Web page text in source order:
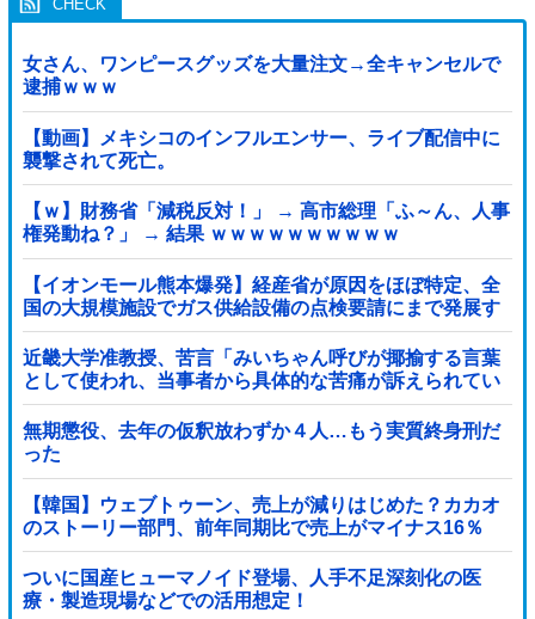
女さん、ワンピースグッズを大量注文→全キャンセルで
逮捕ｗｗｗ
【動画】メキシコのインフルエンサー、ライブ配信中に
襲撃されて死亡。
【ｗ】財務省「減税反対！」 → 高市総理「ふ～ん、人事
権発動ね？」 → 結果 ｗｗｗｗｗｗｗｗｗｗ
【イオンモール熊本爆発】経産省が原因をほぼ特定、全
国の大規模施設でガス供給設備の点検要請にまで発展す
る事態に・・・【PICKUP】
近畿大学准教授、苦言「みいちゃん呼びが揶揄する言葉
として使われ、当事者から具体的な苦痛が訴えられてい
る。文化芸術は人を傷つけてもよい。ただし、傷つけ方
がある」他
無期懲役、去年の仮釈放わずか４人…もう実質終身刑だ
った
【韓国】ウェブトゥーン、売上が減りはじめた？カカオ
のストーリー部門、前年同期比で売上がマイナス16％
ついに国産ヒューマノイド登場、人手不足深刻化の医
療・製造現場などでの活用想定！